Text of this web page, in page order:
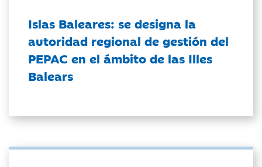
Islas Baleares: se designa la
autoridad regional de gestión del
PEPAC en el ámbito de las Illes
Balears